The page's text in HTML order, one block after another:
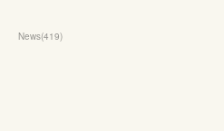
News(419)